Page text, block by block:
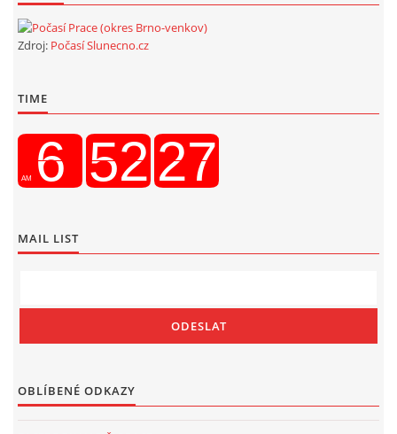
Zdroj: Počasí Slunecno.cz
TIME
MAIL LIST
OBLÍBENÉ ODKAZY